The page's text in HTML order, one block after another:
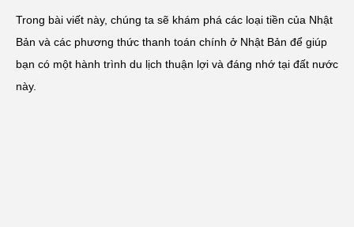
Trong bài viết này, chúng ta sẽ khám phá các loại tiền của Nhật
Bản và các phương thức thanh toán chính ở Nhật Bản để giúp
bạn có một hành trình du lịch thuận lợi và đáng nhớ tại đất nước
này.